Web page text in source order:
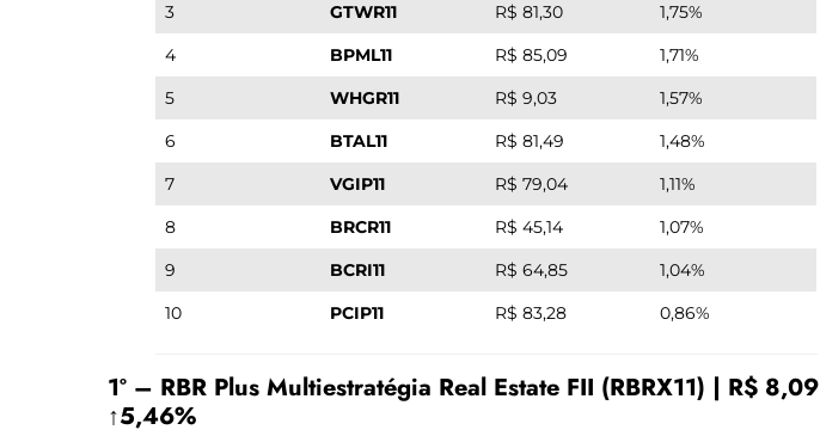
3
GTWR11 R$ 81,30
1,75%
4
BPML11 R$ 85,09
1,71%
5
WHGR11 R$ 9,03
1,57%
6
BTAL11 R$ 81,49
1,48%
7
VGIP11 R$ 79,04
1,11%
8
BRCR11 R$ 45,14
1,07%
9
BCRI11 R$ 64,85
1,04%
10
PCIP11 R$ 83,28 0,86%
1º – RBR Plus Multiestratégia Real Estate FII (RBRX11) | R$ 8,09
↑5,46%